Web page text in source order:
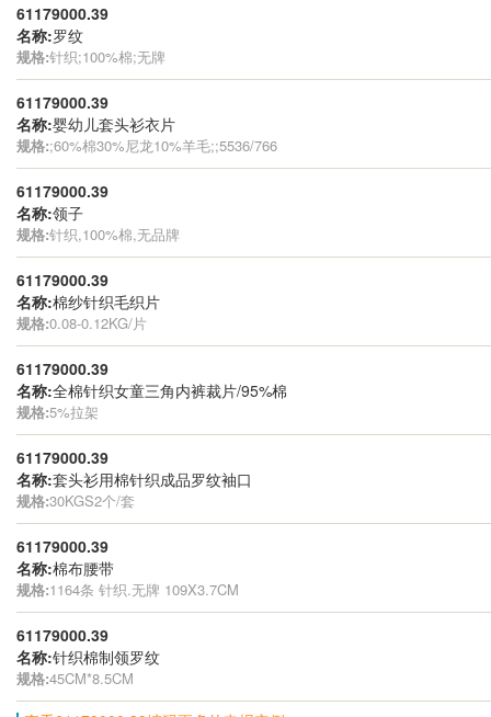
61179000.39
名称:罗纹
规格:针织;100%棉;无牌
61179000.39
名称:婴幼儿套头衫衣片
规格:;60%棉30%尼龙10%羊毛;;5536/766
61179000.39
名称:领子
规格:针织,100%棉,无品牌
61179000.39
名称:棉纱针织毛织片
规格:0.08-0.12KG/片
61179000.39
名称:全棉针织女童三角内裤裁片/95%棉
规格:5%拉架
61179000.39
名称:套头衫用棉针织成品罗纹袖口
规格:30KGS2个/套
61179000.39
名称:棉布腰带
规格:1164条 针织.无牌 109X3.7CM
61179000.39
名称:针织棉制领罗纹
规格:45CM*8.5CM